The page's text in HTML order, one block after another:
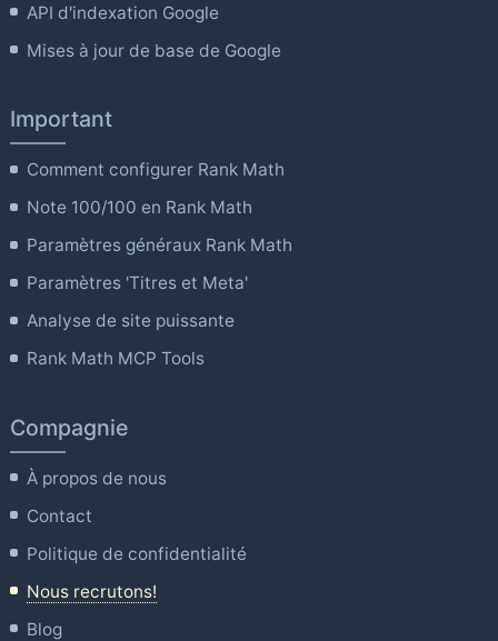
API d'indexation Google
Mises à jour de base de Google
Important
Comment configurer Rank Math
Note 100/100 en Rank Math
Paramètres généraux Rank Math
Paramètres 'Titres et Meta'
Analyse de site puissante
Rank Math MCP Tools
Compagnie
À propos de nous
Contact
Politique de confidentialité
Nous recrutons!
Blog